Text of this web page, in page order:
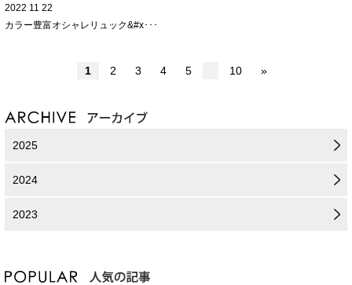
2022 11 22
カラー豊富オシャレリュック&#x･･･
1 2 3 4 5 10 »
2025
2024
2023